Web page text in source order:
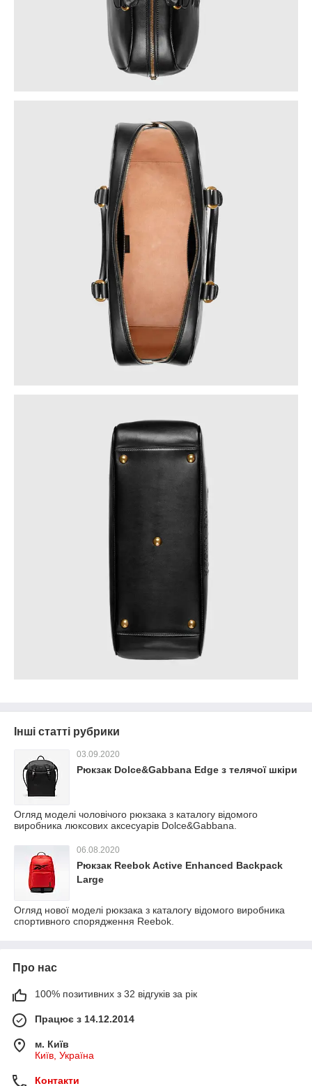
Інші статті рубрики
03.09.2020
Рюкзак Dolce&Gabbana Edge з телячої шкіри
Огляд моделі чоловічого рюкзака з каталогу відомого
виробника люксових аксесуарів Dolce&Gabbana.
06.08.2020
Рюкзак Reebok Active Enhanced Backpack
Large
Огляд нової моделі рюкзака з каталогу відомого виробника
спортивного спорядження Reebok.
Про нас
100% позитивних з 32 відгуків за рік
Працює з 14.12.2014
м. Київ
Київ, Україна
Контакти